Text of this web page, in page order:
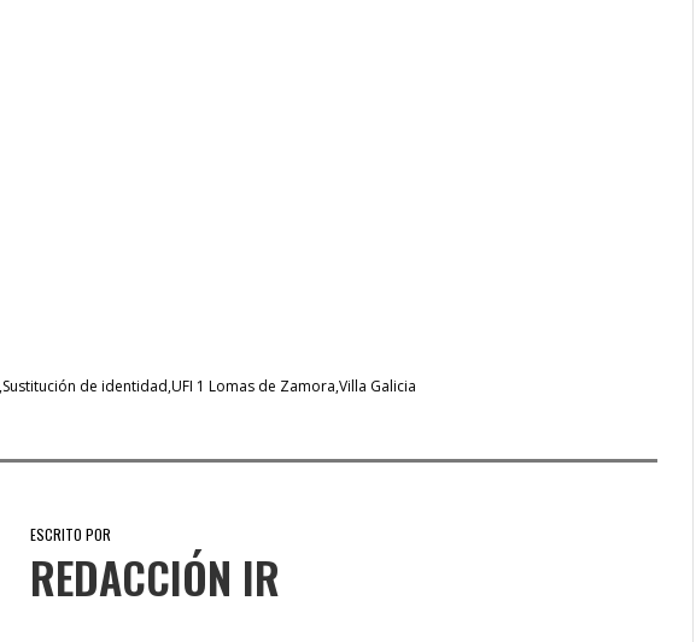
Sustitución de identidad UFI 1 Lomas de Zamora Villa Galicia
ESCRITO POR
REDACCIÓN IR